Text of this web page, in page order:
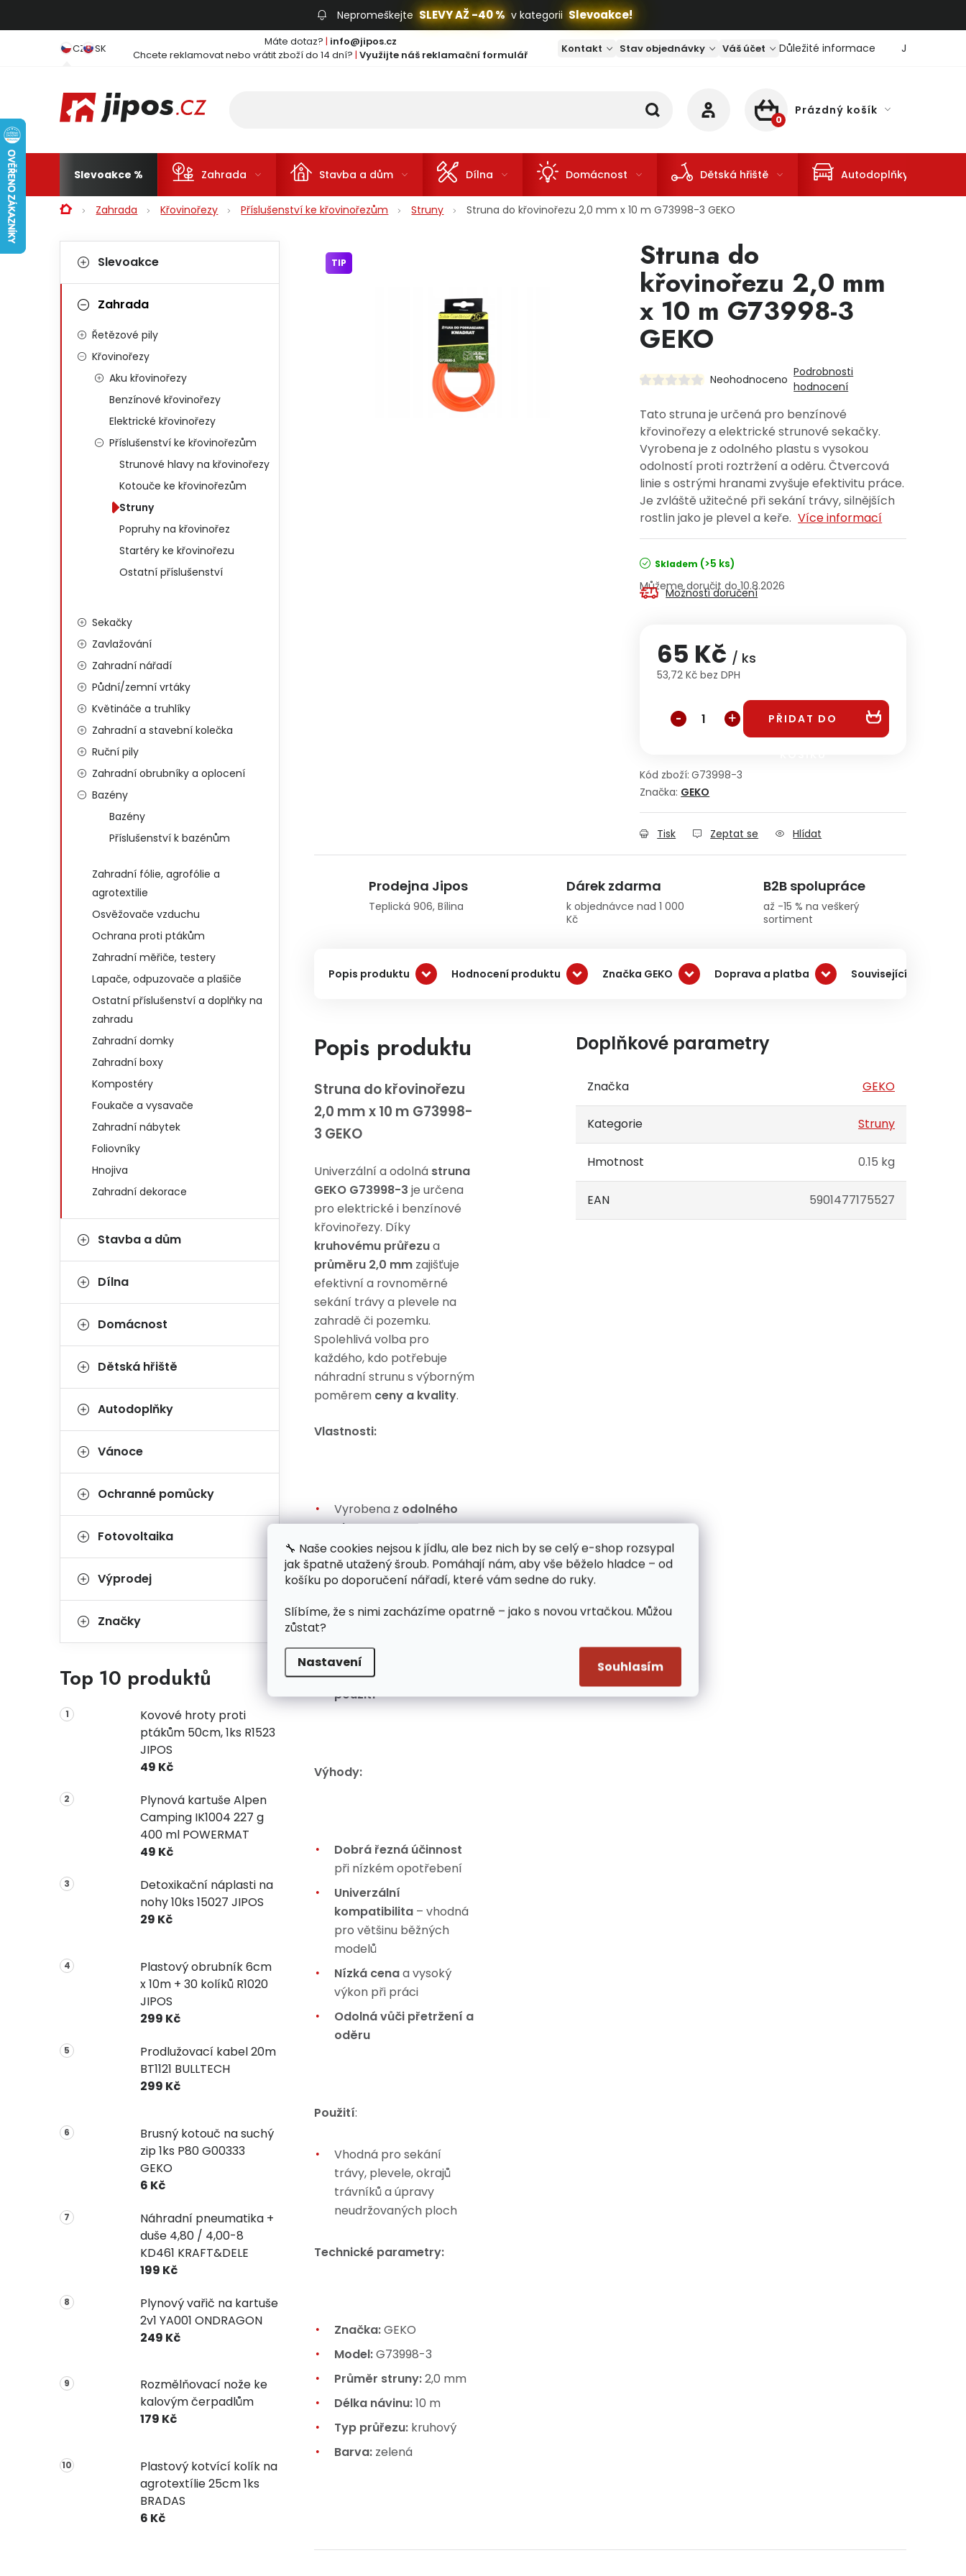
🔧 Naše cookies nejsou k jídlu, ale bez nich by se celý e-shop rozsypal
jak špatně utažený šroub. Pomáhají nám, aby vše běželo hladce – od
košíku po doporučení nářadí, které vám sedne do ruky.
Slíbíme, že s nimi zacházíme opatrně – jako s novou vrtačkou. Můžou
zůstat?
Nastavení Souhlasím
Nepromeškejte SLEVY AŽ -40 % v kategorii Slevoakce!
CZ SK Máte dotaz? | info@jipos.cz
Chcete reklamovat nebo vrátit zboží do 14 dní? | Využijte náš reklamační formulář Kontakt Stav objednávky Váš účet Důležité informace Jaký je
NÁKUPNÍ KOŠÍK
Prázdný košík
Slevoakce Zahrada Stavba a dům Dílna Domácnost Dětská hřiště Autodoplňky
DomůZahrada Křovinořezy Příslušenství ke křovinořezům Struny Struna do křovinořezu 2,0 mm x 10 m G73998-3 GEKO
Postranní panel
Kategorie
Slevoakce
Zahrada
Řetězové pily
Křovinořezy
Aku křovinořezy
Benzínové křovinořezy
Elektrické křovinořezy
Příslušenství ke křovinořezům
Strunové hlavy na křovinořezy
Kotouče ke křovinořezům
Struny
Popruhy na křovinořez
Startéry ke křovinořezu
Ostatní příslušenství
Sekačky
Zavlažování
Zahradní nářadí
Půdní/zemní vrtáky
Květináče a truhlíky
Zahradní a stavební kolečka
Ruční pily
Zahradní obrubníky a oplocení
Bazény
Bazény
Příslušenství k bazénům
Zahradní fólie, agrofólie a
agrotextilie
Osvěžovače vzduchu
Ochrana proti ptákům
Zahradní měřiče, testery
Lapače, odpuzovače a plašiče
Ostatní příslušenství a doplňky na
zahradu
Zahradní domky
Zahradní boxy
Kompostéry
Foukače a vysavače
Zahradní nábytek
Foliovníky
Hnojiva
Zahradní dekorace
Stavba a dům
Dílna
Domácnost
Dětská hřiště
Autodoplňky
Vánoce
Ochranné pomůcky
Fotovoltaika
Výprodej
Značky
Top 10 produktů
Kovové hroty proti
ptákům 50cm, 1ks R1523
JIPOS
49 Kč
Plynová kartuše Alpen
Camping IK1004 227 g
400 ml POWERMAT
49 Kč
Detoxikační náplasti na
nohy 10ks 15027 JIPOS
29 Kč
Plastový obrubník 6cm
x 10m + 30 kolíků R1020
JIPOS
299 Kč
Prodlužovací kabel 20m
BT1121 BULLTECH
299 Kč
Brusný kotouč na suchý
zip 1ks P80 G00333
GEKO
6 Kč
Náhradní pneumatika +
duše 4,80 / 4,00-8
KD461 KRAFT&DELE
199 Kč
Plynový vařič na kartuše
2v1 YA001 ONDRAGON
249 Kč
Rozmělňovací nože ke
kalovým čerpadlům
179 Kč
Plastový kotvící kolík na
agrotextílie 25cm 1ks
BRADAS
6 Kč
Struna do
křovinořezu 2,0 mm
x 10 m G73998-3
GEKO
Neohodnoceno
Podrobnosti
hodnocení
Tato struna je určená pro benzínové
křovinořezy a elektrické strunové sekačky.
Vyrobena je z odolného plastu s vysokou
odolností proti roztržení a oděru. Čtvercová
linie s ostrými hranami zvyšuje efektivitu práce.
Je zvláště užitečné při sekání trávy, silnějších
rostlin jako je plevel a keře. Více informací
Skladem (>5 ks)
10.8.2026
Možnosti doručení
65 Kč / ks
53,72 Kč bez DPH
PŘIDAT DO
Kód zboží: G73998-3
Značka: GEKO
Tisk Zeptat se Hlídat
TIP
Prodejna Jipos
Teplická 906, Bílina
Dárek zdarma
k objednávce nad 1 000
Kč
B2B spolupráce
až -15 % na veškerý
sortiment
Popis produktu Hodnocení produktu Značka GEKO Doprava a platba Související produkty
Popis produktu
Struna do křovinořezu
2,0 mm x 10 m G73998-
3 GEKO
Univerzální a odolná struna
GEKO G73998-3 je určena
pro elektrické i benzínové
křovinořezy. Díky
kruhovému průřezua
průměru 2,0 mm zajišťuje
efektivní a rovnoměrné
sekání trávy a plevele na
zahradě či pozemku.
Spolehlivá volba pro
každého, kdo potřebuje
náhradní strunu s výborným
poměrem ceny a kvality.
Vlastnosti:
Vyrobena z odolného
plastu
Kruhový průřez–
ideální pro běžné sekací
práce
Snadná instalacedo
Vhodná pro hobby i
poloprofesionální
použití
Výhody:
Dobrá řezná účinnost
při nízkém opotřebení
Univerzální
kompatibilita – vhodná
pro většinu běžných
modelů
Nízká cenaa vysoký
výkon při práci
Odolná vůči přetržení a
oděru
Použití:
Vhodná pro sekání
trávy, plevele, okrajů
trávníků a úpravy
neudržovaných ploch
Technické parametry:
Značka:GEKO
Model:G73998-3
Průměr struny:2,0 mm
Délka návinu:10 m
Typ průřezu: kruhový
Barva: zelená
Doplňkové parametry
Značka GEKO
Kategorie Struny
Hmotnost 0.15 kg
EAN 5901477175527